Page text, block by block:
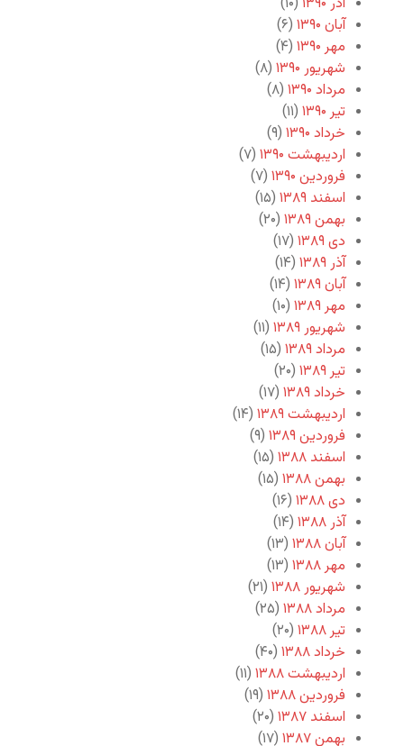
آبان ۱۳۹۰
(۶)
مهر ۱۳۹۰
(۴)
شهریور ۱۳۹۰
(۸)
مرداد ۱۳۹۰
(۸)
تیر ۱۳۹۰
(۱۱)
خرداد ۱۳۹۰
(۹)
اردیبهشت ۱۳۹۰
(۷)
فروردین ۱۳۹۰
(۷)
اسفند ۱۳۸۹
(۱۵)
بهمن ۱۳۸۹
(۲۰)
دی ۱۳۸۹
(۱۷)
آذر ۱۳۸۹
(۱۴)
آبان ۱۳۸۹
(۱۴)
مهر ۱۳۸۹
(۱۰)
شهریور ۱۳۸۹
(۱۱)
مرداد ۱۳۸۹
(۱۵)
تیر ۱۳۸۹
(۲۰)
خرداد ۱۳۸۹
(۱۷)
اردیبهشت ۱۳۸۹
(۱۴)
فروردین ۱۳۸۹
(۹)
اسفند ۱۳۸۸
(۱۵)
بهمن ۱۳۸۸
(۱۵)
دی ۱۳۸۸
(۱۶)
آذر ۱۳۸۸
(۱۴)
آبان ۱۳۸۸
(۱۳)
مهر ۱۳۸۸
(۱۳)
شهریور ۱۳۸۸
(۲۱)
مرداد ۱۳۸۸
(۲۵)
تیر ۱۳۸۸
(۲۰)
خرداد ۱۳۸۸
(۴۰)
اردیبهشت ۱۳۸۸
(۱۱)
فروردین ۱۳۸۸
(۱۹)
اسفند ۱۳۸۷
(۲۰)
بهمن ۱۳۸۷
(۱۷)